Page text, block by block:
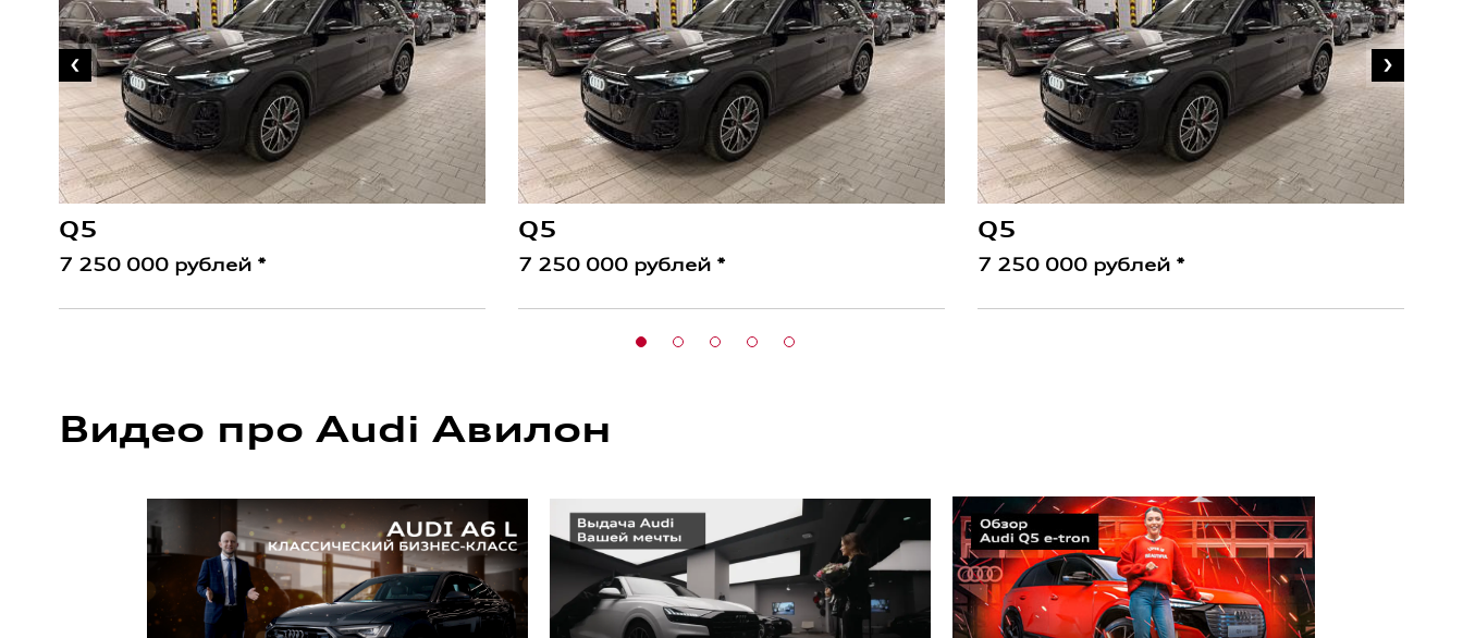
Q5
7 250 000 рублей *
Q5
7 250 000 рублей *
Q5
7 250 000 рублей *
Видео про Audi Авилон